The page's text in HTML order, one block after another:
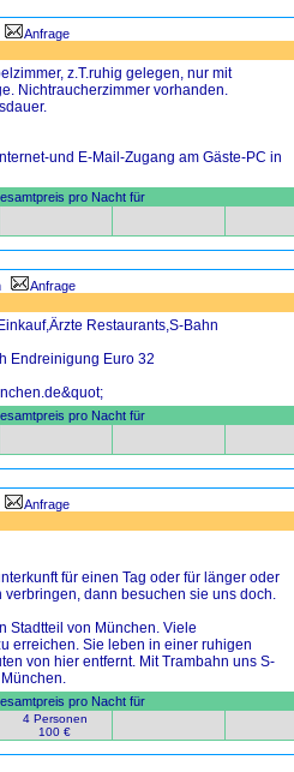
Anfrage
z.T.ruhig gelegen, nur mit
Nichtraucherzimmer vorhanden.
und E-Mail-Zugang am Gäste-PC in
pro Nacht für
Anfrage
Restaurants,S-Bahn
Endreinigung Euro 32
pro Nacht für
Anfrage
für einen Tag oder für länger oder
dann besuchen sie uns doch.
Stadtteil von München. Viele
erreichen. Sie leben in einer ruhigen
von hier entfernt. Mit Trambahn uns S-
pro Nacht für
4 Personen
100 €